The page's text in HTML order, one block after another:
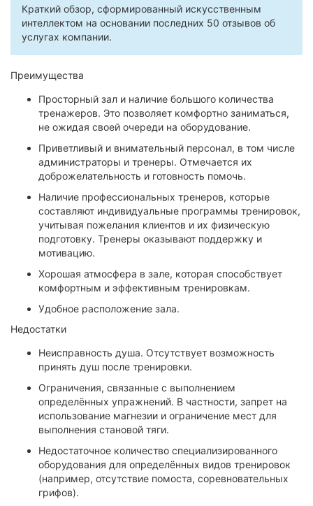
Чернигов
Черкассы
Сумы
Ивано-
Франковск
Луцк
Ужгород
Карпаты
Краткий обзор, сформированный искусственным
интеллектом на основании последних 50 отзывов об
услугах компании.
Преимущества
Просторный зал и наличие большого количества
тренажеров. Это позволяет комфортно заниматься,
не ожидая своей очереди на оборудование.
Приветливый и внимательный персонал, в том числе
администраторы и тренеры. Отмечается их
доброжелательность и готовность помочь.
Наличие профессиональных тренеров, которые
составляют индивидуальные программы тренировок,
учитывая пожелания клиентов и их физическую
подготовку. Тренеры оказывают поддержку и
мотивацию.
Хорошая атмосфера в зале, которая способствует
комфортным и эффективным тренировкам.
Удобное расположение зала.
Недостатки
Неисправность душа. Отсутствует возможность
принять душ после тренировки.
Ограничения, связанные с выполнением
определённых упражнений. В частности, запрет на
использование магнезии и ограничение мест для
выполнения становой тяги.
Недостаточное количество специализированного
оборудования для определённых видов тренировок
(например, отсутствие помоста, соревновательных
грифов).